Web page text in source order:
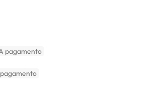
pagamento